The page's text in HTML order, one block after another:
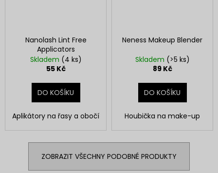
Nanolash Lint Free
Applicators
Skladem (4 ks)
55 Kč
DO KOŠÍKU
Aplikátory na řasy a obočí
Neness Makeup Blender
Skladem (>5 ks)
89 Kč
DO KOŠÍKU
Houbička na make-up
ZOBRAZIT VŠECHNY PODOBNÉ PRODUKTY